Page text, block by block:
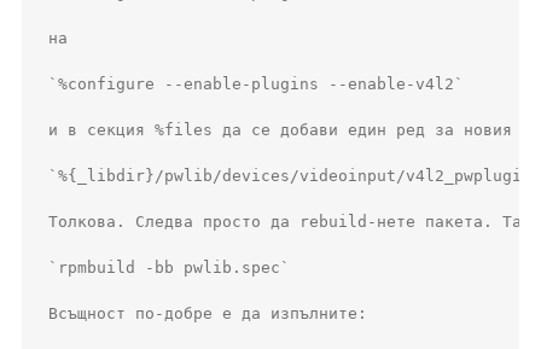
на
`%configure --enable-plugins --enable-v4l2`
и в секция %files да се добави един ред за новия
`%{_libdir}/pwlib/devices/videoinput/
Толкова. Следва просто да rebuild-нете пакета.
`rpmbuild -bb pwlib.spec`
Всъщност по-добре е да изпълните: